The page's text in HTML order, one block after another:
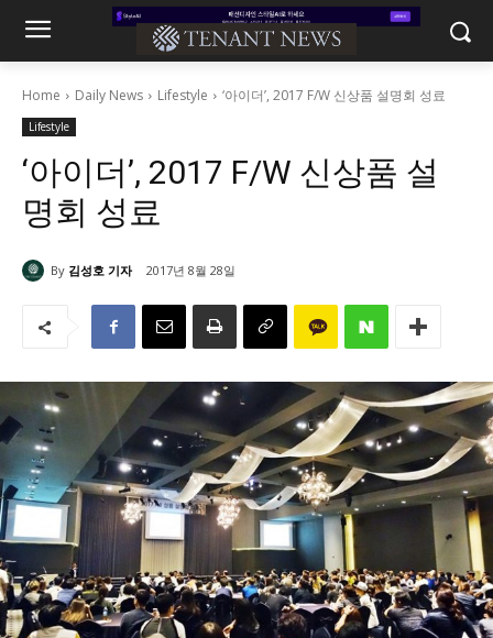
Home Daily News Lifestyle ‘아이더’, 2017 F/W 신상품 설명회 성료
Lifestyle
‘아이더’, 2017 F/W 신상품 설
명회 성료
By 김성호 기자 2017년 8월 28일